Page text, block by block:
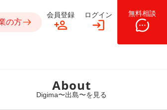
の方
会員登録 ログイン 無料相談
About
Digima〜出島〜を見る